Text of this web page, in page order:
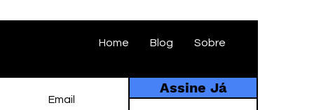
Home Blog Sobre
Assine Já